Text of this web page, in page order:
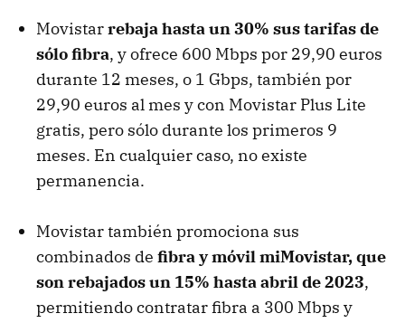
Movistarrebaja hasta un 30% sus tarifas de
sólo fibra, y ofrece 600 Mbps por 29,90 euros
durante 12 meses, o 1 Gbps, también por
29,90 euros al mes y con Movistar Plus Lite
gratis, pero sólo durante los primeros 9
meses. En cualquier caso, no existe
permanencia.
Movistar también promociona sus
combinados de fibra y móvil miMovistar, que
son rebajados un 15% hasta abril de 2023,
permitiendo contratar fibra a 300 Mbps y